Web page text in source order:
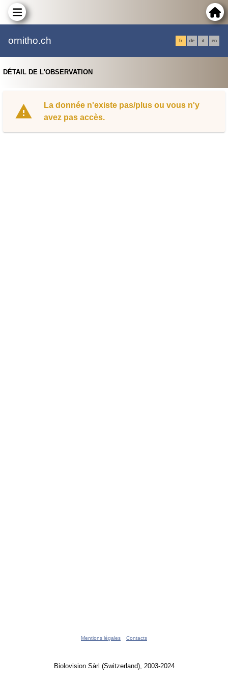
ornitho.ch fr de it en
DÉTAIL DE L'OBSERVATION
La donnée n'existe pas/plus ou vous n'y
avez pas accès.
Mentions légales Contacts
Biolovision Sàrl (Switzerland), 2003-2024